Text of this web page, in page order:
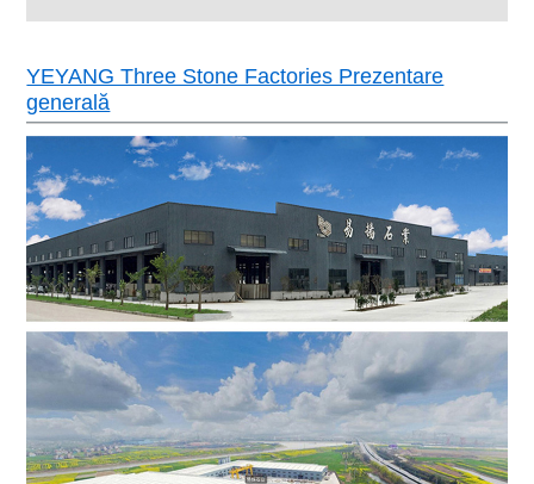
YEYANG Three Stone Factories Prezentare
generală